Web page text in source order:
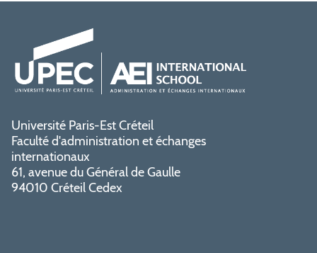
Université Paris-Est Créteil
Faculté d'administration et échanges
internationaux
61, avenue du Général de Gaulle
94010 Créteil Cedex